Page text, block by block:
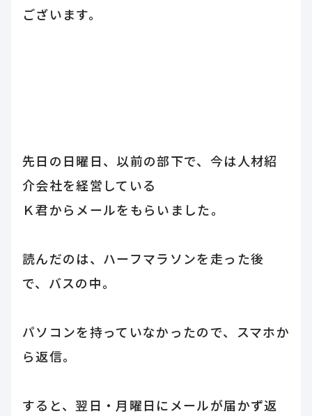
ございます。
先日の日曜日、以前の部下で、今は人材紹
介会社を経営している
Ｋ君からメールをもらいました。
読んだのは、ハーフマラソンを走った後
で、バスの中。
パソコンを持っていなかったので、スマホか
ら返信。
すると、翌日・月曜日にメールが届かず返